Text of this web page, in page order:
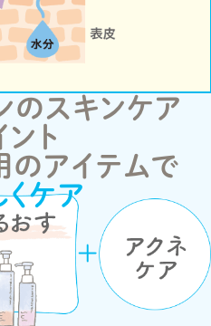
のスキンケア
ント
アイテムで
ケア